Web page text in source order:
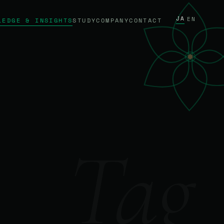
& INSIGHTSSTUDYCOMPANYCONTACT JA EN